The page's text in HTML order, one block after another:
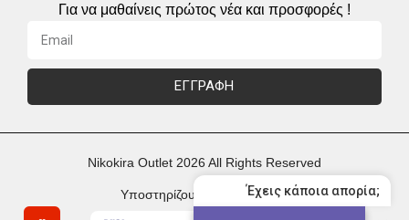
Για να μαθαίνεις πρώτος νέα και προσφορές !
ΕΓΓΡΑΦΗ
Nikokira Outlet 2026 All Rights Reserved
Υποστηρίζουμε Πληρωμές μεΈχεις κάποια απορία;